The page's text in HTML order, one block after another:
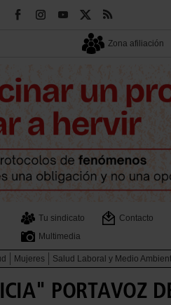
Zona afiliación
Tu sindicato
Contacto
Multimedia
Mujeres Salud Laboral y Medio
PORTAVOZ